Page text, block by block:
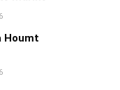
Houmt